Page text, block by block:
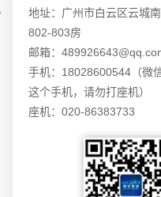
地址：广州市白云区云城
802-803房
邮箱：
手机：18028600544（微
这个手机，请勿打座机）
座机：020-86383733